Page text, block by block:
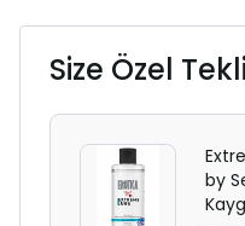
Size Özel
by